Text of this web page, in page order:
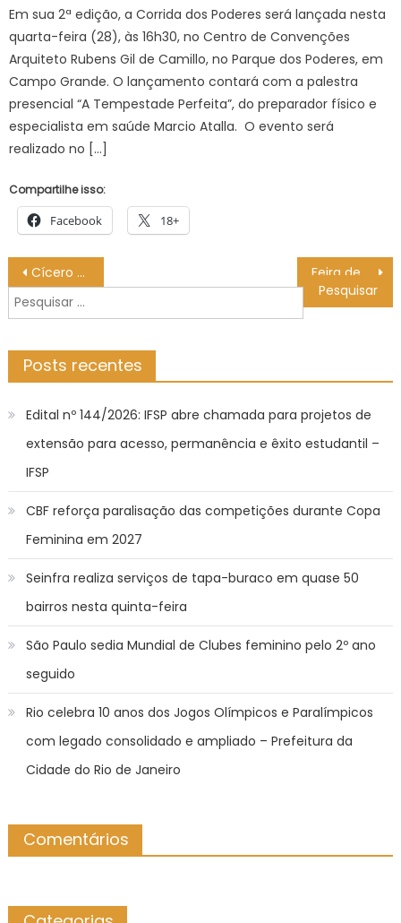
Em sua 2ª edição, a Corrida dos Poderes será lançada nesta
quarta-feira (28), às 16h30, no Centro de Convenções
Arquiteto Rubens Gil de Camillo, no Parque dos Poderes, em
Campo Grande. O lançamento contará com a palestra
presencial “A Tempestade Perfeita”, do preparador físico e
especialista em saúde Marcio Atalla. O evento será
realizado no […]
Compartilhe isso:
Facebook 18+
Navegação
de
Post
Cícero Lucena destaca importância do Museu de História da Paraíba para valorização do Centro Histórico
Pesquisar
por:
Posts recentes
Edital nº 144/2026: IFSP abre chamada para projetos de
extensão para acesso, permanência e êxito estudantil –
IFSP
CBF reforça paralisação das competições durante Copa
Feminina em 2027
Seinfra realiza serviços de tapa-buraco em quase 50
bairros nesta quinta-feira
São Paulo sedia Mundial de Clubes feminino pelo 2º ano
seguido
Rio celebra 10 anos dos Jogos Olímpicos e Paralímpicos
com legado consolidado e ampliado – Prefeitura da
Cidade do Rio de Janeiro
Comentários